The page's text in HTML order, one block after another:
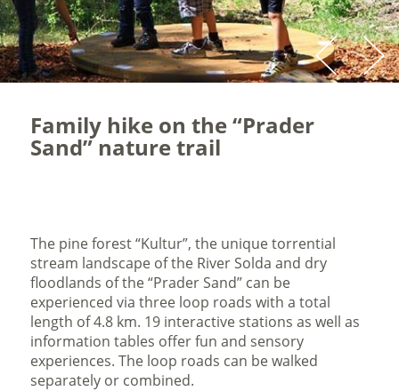
Family hike on the “Prader
Sand” nature trail
The pine forest “Kultur”, the unique torrential
stream landscape of the River Solda and dry
floodlands of the “Prader Sand” can be
experienced via three loop roads with a total
length of 4.8 km. 19 interactive stations as well as
information tables offer fun and sensory
experiences. The loop roads can be walked
separately or combined.